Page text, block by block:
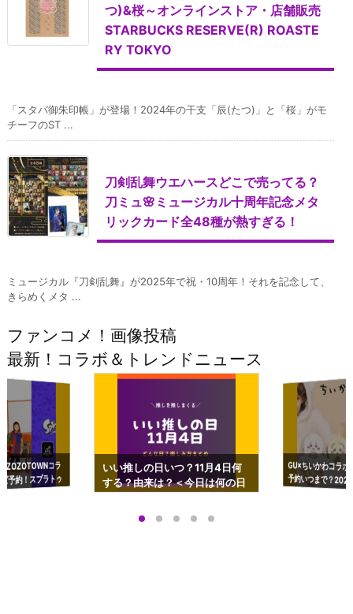
つ)&桜～オンラインストア・店舗販売
STARBUCKS RESERVE(R) ROASTE
RY TOKYO
「スタバ御朱印帳」が登場！2024年の干支「辰(たつ)」と「桜」がモ
チーフのST ...
刀剣乱舞ウエハースどこで売ってる？
刀ミュ🌸ミュージカル十周年記念メタ
リックカード全48種が熱すぎる！
ミュージカル『刀剣乱舞』が2025年で祝・10周年！それを記念して、
きらめくメタ ...
ファンコメ！画像投稿
最新！コラボ＆トレンドニュース
コラ
予約！スプラトゥ
ップも渋谷Hz
いい推しの日いつ？11月4日何
する？由来は？＜今日は何の日
GU×ちいかわコラ
予約いつまで？
ーチやショルダー